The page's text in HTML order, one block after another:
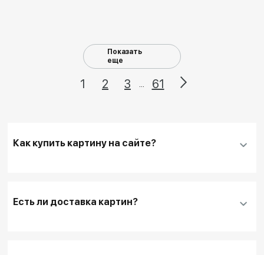
Показать
еще
1 2 3 61
Как купить картину на сайте?
Заполнитьконтактные данные и адрес
Есть ли доставка картин?